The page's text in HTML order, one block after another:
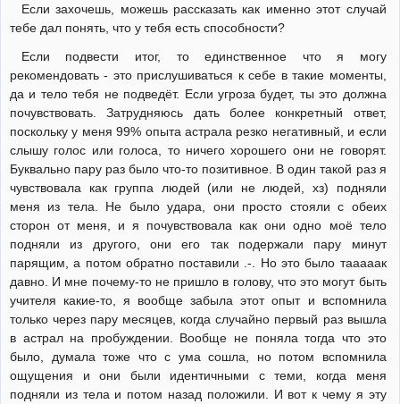
Если захочешь, можешь рассказать как именно этот случай
тебе дал понять, что у тебя есть способности?
Если подвести итог, то единственное что я могу
рекомендовать - это прислушиваться к себе в такие моменты,
да и тело тебя не подведёт. Если угроза будет, ты это должна
почувствовать. Затрудняюсь дать более конкретный ответ,
поскольку у меня 99% опыта астрала резко негативный, и если
слышу голос или голоса, то ничего хорошего они не говорят.
Буквально пару раз было что-то позитивное. В один такой раз я
чувствовала как группа людей (или не людей, хз) подняли
меня из тела. Не было удара, они просто стояли с обеих
сторон от меня, и я почувствовала как они одно моё тело
подняли из другого, они его так подержали пару минут
парящим, а потом обратно поставили .-. Но это было тааааак
давно. И мне почему-то не пришло в голову, что это могут быть
учителя какие-то, я вообще забыла этот опыт и вспомнила
только через пару месяцев, когда случайно первый раз вышла
в астрал на пробуждении. Вообще не поняла тогда что это
было, думала тоже что с ума сошла, но потом вспомнила
ощущения и они были идентичными с теми, когда меня
подняли из тела и потом назад положили. И вот к чему я эту